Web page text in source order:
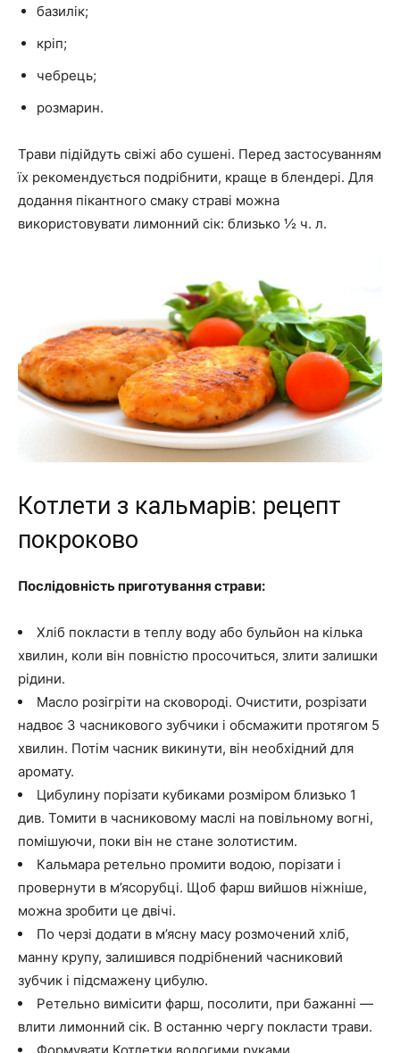
базилік;
кріп;
чебрець;
розмарин.
Трави підійдуть свіжі або сушені. Перед застосуванням
їх рекомендується подрібнити, краще в блендері. Для
додання пікантного смаку страві можна
використовувати лимонний сік: близько ½ ч. л.
Котлети з кальмарів: рецепт
покроково
Послідовність приготування страви:
Хліб покласти в теплу воду або бульйон на кілька
хвилин, коли він повністю просочиться, злити залишки
рідини.
Масло розігріти на сковороді. Очистити, розрізати
надвоє 3 часникового зубчики і обсмажити протягом 5
хвилин. Потім часник викинути, він необхідний для
аромату.
Цибулину порізати кубиками розміром близько 1
див. Томити в часниковому маслі на повільному вогні,
помішуючи, поки він не стане золотистим.
Кальмара ретельно промити водою, порізати і
провернути в м’ясорубці. Щоб фарш вийшов ніжніше,
можна зробити це двічі.
По черзі додати в м’ясну масу розмочений хліб,
манну крупу, залишився подрібнений часниковий
зубчик і підсмажену цибулю.
Ретельно вимісити фарш, посолити, при бажанні —
влити лимонний сік. В останню чергу покласти трави.